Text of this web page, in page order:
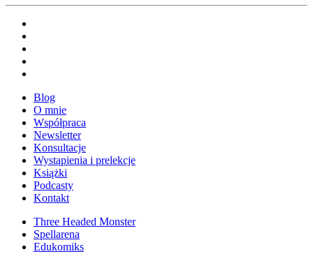
Blog
O mnie
Współpraca
Newsletter
Konsultacje
Wystąpienia i prelekcje
Książki
Podcasty
Kontakt
Three Headed Monster
Spellarena
Edukomiks